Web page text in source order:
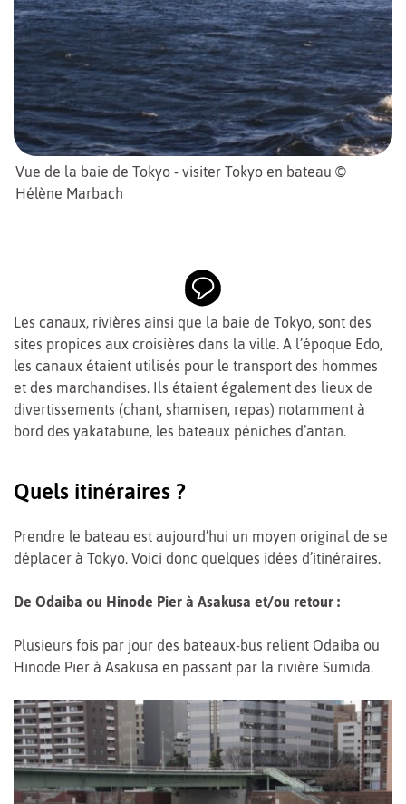
Vue de la baie de Tokyo - visiter Tokyo en bateau ©
Hélène Marbach
Les canaux, rivières ainsi que la baie de Tokyo, sont des
sites propices aux croisières dans la ville. A l’époque Edo,
les canaux étaient utilisés pour le transport des hommes
et des marchandises. Ils étaient également des lieux de
divertissements (chant, shamisen, repas) notamment à
bord des yakatabune, les bateaux péniches d’antan.
Quels itinéraires ?
Prendre le bateau est aujourd’hui un moyen original de se
déplacer à Tokyo. Voici donc quelques idées d’itinéraires.
De Odaiba ou Hinode Pier à Asakusa et/ou retour :
Plusieurs fois par jour des bateaux-bus relient Odaiba ou
Hinode Pier à Asakusa en passant par la rivière Sumida.